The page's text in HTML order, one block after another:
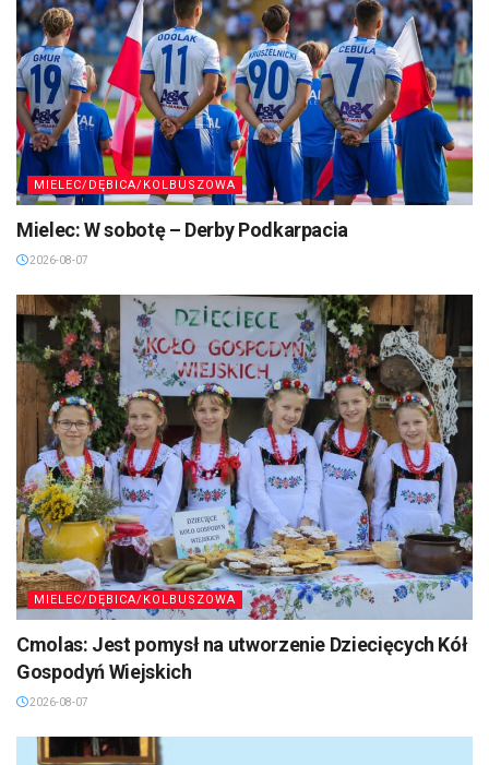
MIELEC/DĘBICA/KOLBUSZOWA
Mielec: W sobotę – Derby Podkarpacia
2026-08-07
MIELEC/DĘBICA/KOLBUSZOWA
Cmolas: Jest pomysł na utworzenie Dziecięcych Kół
Gospodyń Wiejskich
2026-08-07